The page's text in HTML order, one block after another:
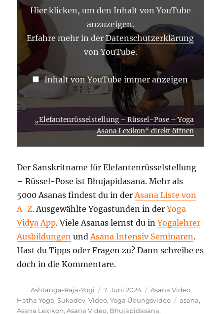
Vidya
Video
ASANA
LEXIKON“
VON
YOUTUBE
ANZEIGEN
Hier klicken, um den Inhalt von YouTube
anzuzeigen.
Erfahre mehr in derDatenschutzerklärung
von YouTube.
Inhalt von YouTube immer anzeigen
„Elefantenrüsselstellung – Rüssel-Pose – Yoga
Asana Lexikon“ direkt öffnen
Der Sanskritname für Elefantenrüsselstellung
– Rüssel-Pose ist Bhujapidasana. Mehr als
5000 Asanas findest du in der Asana Liste von
A-Z. Ausgewählte Yogastunden in derYoga
Vidya App. Viele Asanas lernst du inYogalehrer
Ausbildungen und Asana Intensiv Seminaren.
Hast du Tipps oder Fragen zu? Dann schreibe es
doch in die Kommentare.
Autor
Ashtanga-Raja-Yogi
Veröffentlicht
am
7. Juni 2024 Kategorien
Asana Video,
Hatha Yoga,Sukadev,Video,Yoga Übungsvideo asana,
Asana Lexikon,Asana Video, Bhujapidasana,